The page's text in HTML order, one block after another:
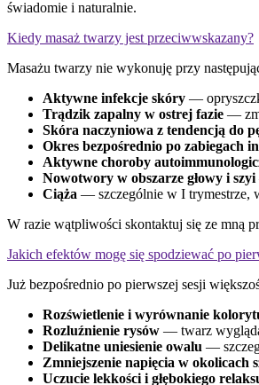
świadomie i naturalnie.
Kiedy masaż twarzy jest przeciwwskazany?
Masażu twarzy nie wykonuję przy
Aktywne infekcje skóry —
Trądzik zapalny w ostrej fazie —
Skóra naczyniowa z tendencją do
Okres bezpośrednio po zabiegach
Aktywne choroby
Nowotwory w obszarze głowy i szyi
Ciąża — szczególnie w I trymestrze,
W razie wątpliwości skontaktuj się ze mną
Jakich efektów mogę się spodziewać po
Już bezpośrednio po pierwszej sesji
Rozświetlenie i wyrównanie
Rozluźnienie rysów — twarz
Delikatne uniesienie owalu —
Zmniejszenie napięcia w okolicach
Uczucie lekkości i głębokiego